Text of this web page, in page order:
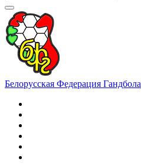
Белорусская Федерация Гандбола